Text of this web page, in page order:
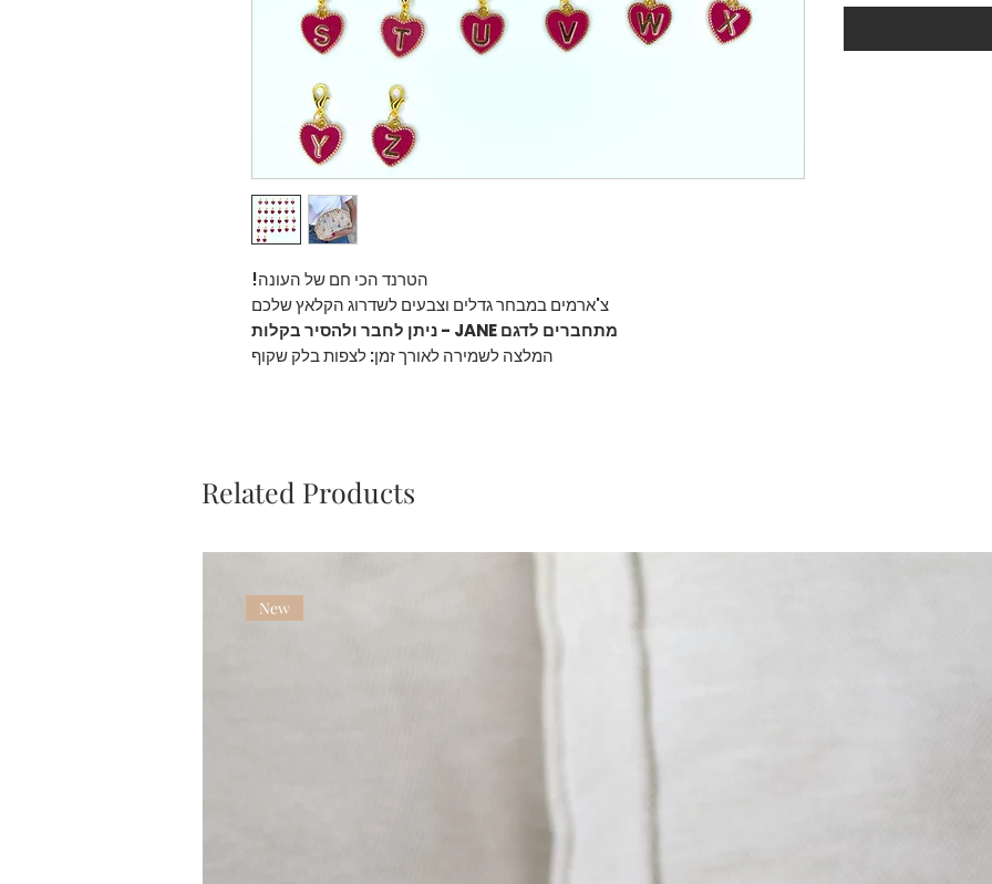
הטרנד הכי חם של העונה!
צ'ארמים במבחר גדלים וצבעים לשדרוג הקלאץ שלכם
מתחברים לדגם JANE - ניתן לחבר ולהסיר בקלות
המלצה לשמירה לאורך זמן: לצפות בלק שקוף
Related Products
New